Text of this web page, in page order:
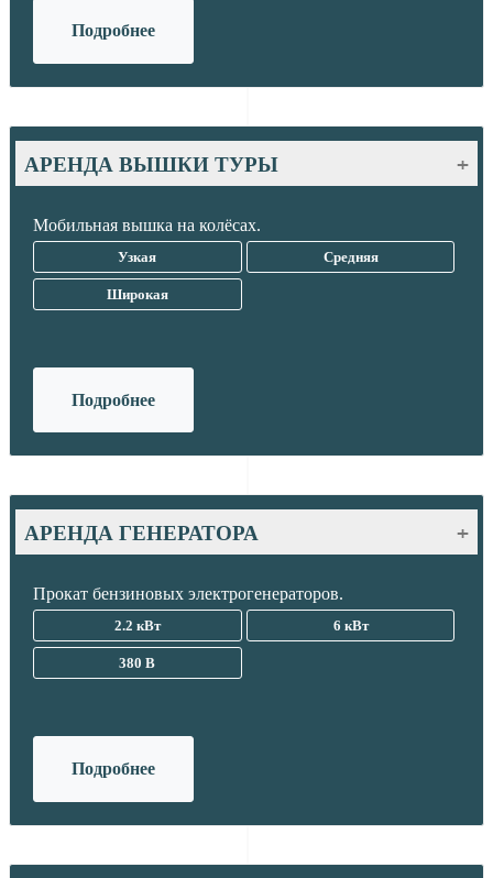
Подробнее
АРЕНДА ВЫШКИ ТУРЫ
Мобильная вышка на колёсах.
Узкая Средняя
Широкая
Подробнее
АРЕНДА ГЕНЕРАТОРА
Прокат бензиновых электрогенераторов.
2.2 кВт 6 кВт
380 В
Подробнее